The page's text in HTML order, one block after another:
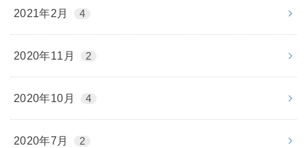
2021年2月 4
2020年11月 2
2020年10月 4
2020年7月 2